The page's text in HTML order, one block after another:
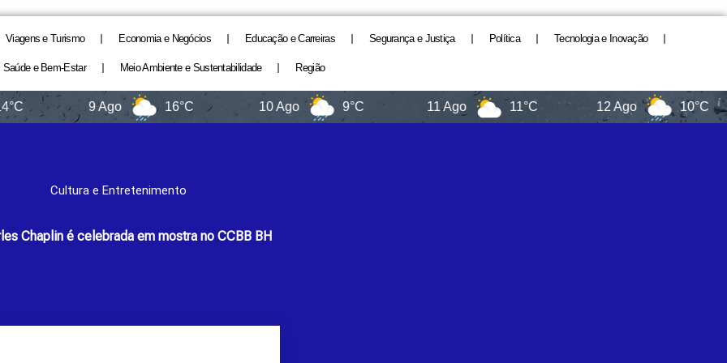
Viagens e Turismo Economia e Negócios Educação e Carreiras Segurança e Justiça Política Tecnologia e Inovação
Saúde e Bem-Estar Meio Ambiente e Sustentabilidade Região
9 Ago 16°C 10 Ago 9°C 11 Ago 11°C 12 Ago 10°C
Cultura e Entretenimento
Chaplin é celebrada em mostra no CCBB BH